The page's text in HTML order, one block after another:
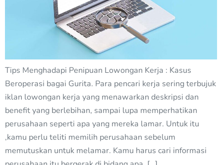
Tips Menghadapi Penipuan Lowongan Kerja : Kasus
Beroperasi bagai Gurita. Para pencari kerja sering terbujuk
iklan lowongan kerja yang menawarkan deskripsi dan
benefit yang berlebihan, sampai lupa memperhatikan
perusahaan seperti apa yang mereka lamar. Untuk itu
,kamu perlu teliti memilih perusahaan sebelum
memutuskan untuk melamar. Kamu harus cari informasi